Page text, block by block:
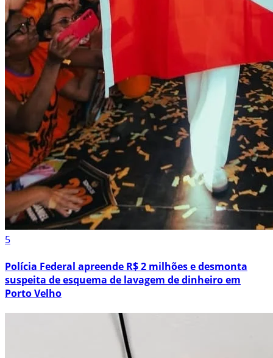
5
Polícia Federal apreende R$ 2 milhões e desmonta
suspeita de esquema de lavagem de dinheiro em
Porto Velho